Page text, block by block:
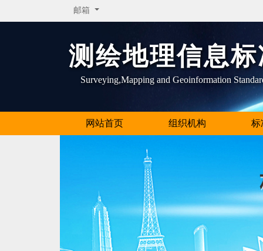
邮箱
测绘地理信息
Surveying,Mapping and Geoinformation
网站首页 组织机构 标